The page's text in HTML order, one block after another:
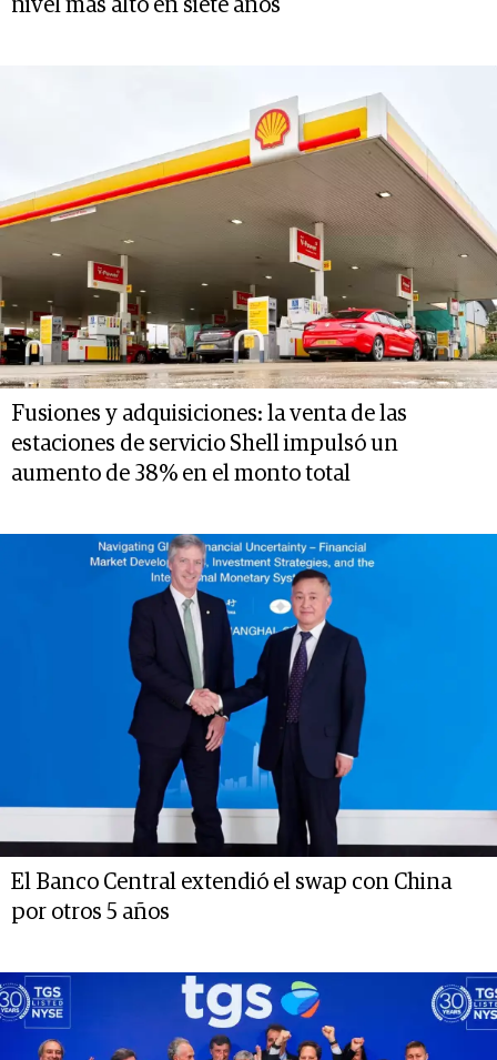
nivel más alto en siete años
Fusiones y adquisiciones: la venta de las
estaciones de servicio Shell impulsó un
aumento de 38% en el monto total
El Banco Central extendió el swap con China
por otros 5 años